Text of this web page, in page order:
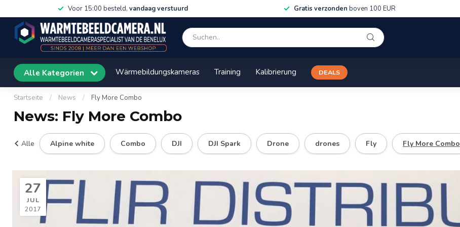
Voor 15:00 besteld, vandaag verstuurd Gratis verzonden boven 100 EUR
Alle Kategorien Wärmebildungskameras Training Kalibrierung DEALS
Startseite / News / Fly More Combo
News: Fly More Combo
Alle Alpine white Combo DJI DJI Spark Drone drones Fly Fly More Combo
27
JUL
2017